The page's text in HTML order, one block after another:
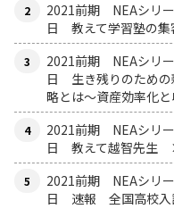
2021前期 NEAシリ
日 教えて学習塾の
2021前期 NEAシリ
日 生き残りのための
略とは〜資産効率化と
2021前期 NEAシリ
日 教えて越智先生
2021前期 NEAシリ
日 速報 全国高校入